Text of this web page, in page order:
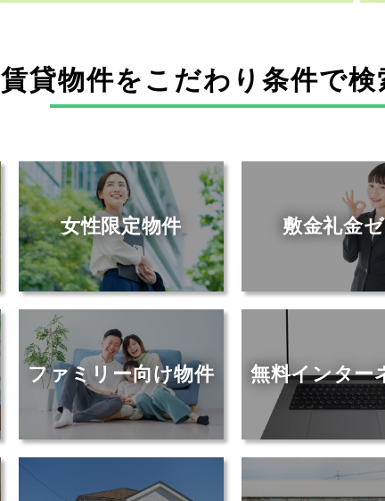
賃貸物件をこだわり条件で検
女性限定物件 敷金礼金
ファミリー向け物件 無料インター